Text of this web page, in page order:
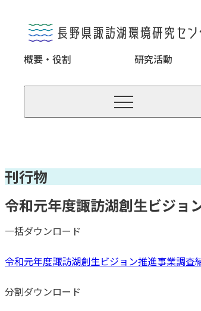
概要・役割
研究活動

刊行物
令和元年度諏訪湖創生ビジョ
一括ダウンロード
令和元年度諏訪湖創生ビジョン推進事業調査
分割ダウンロード